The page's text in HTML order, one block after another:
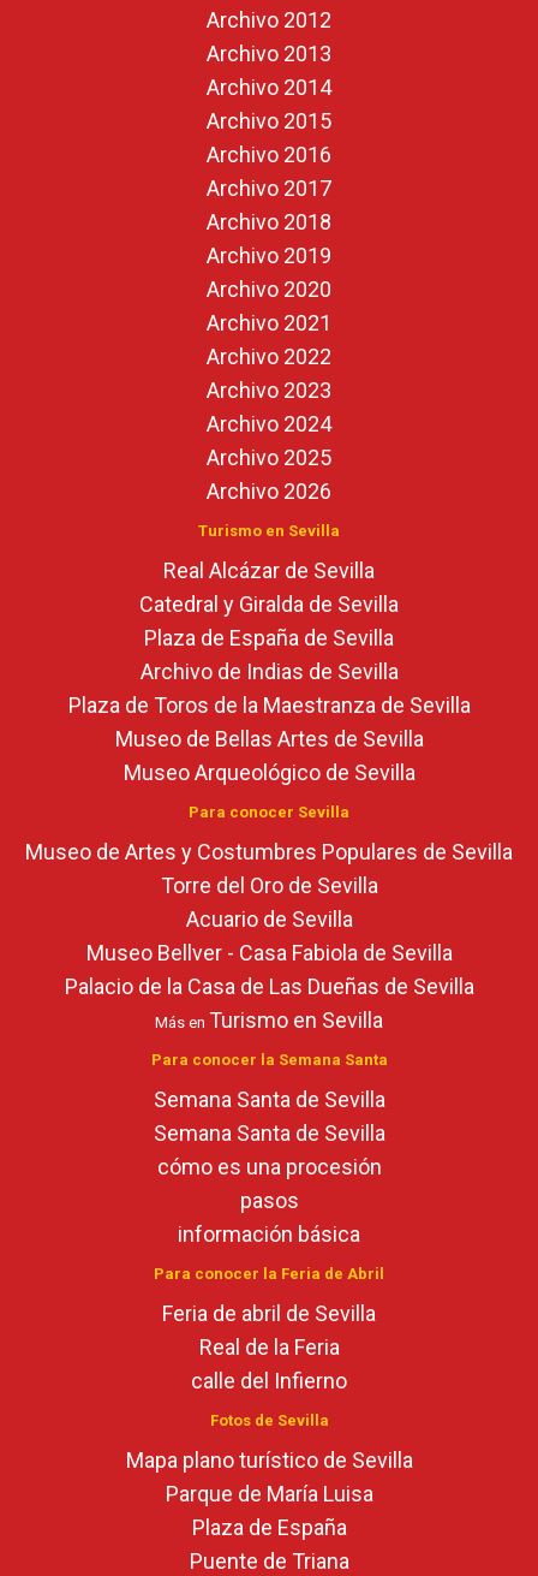
Archivo 2012
Archivo 2013
Archivo 2014
Archivo 2015
Archivo 2016
Archivo 2017
Archivo 2018
Archivo 2019
Archivo 2020
Archivo 2021
Archivo 2022
Archivo 2023
Archivo 2024
Archivo 2025
Archivo 2026
Turismo en Sevilla
Real Alcázar de Sevilla
Catedral y Giralda de Sevilla
Plaza de España de Sevilla
Archivo de Indias de Sevilla
Plaza de Toros de la Maestranza de Sevilla
Museo de Bellas Artes de Sevilla
Museo Arqueológico de Sevilla
Para conocer Sevilla
Museo de Artes y Costumbres Populares de Sevilla
Torre del Oro de Sevilla
Acuario de Sevilla
Museo Bellver - Casa Fabiola de Sevilla
Palacio de la Casa de Las Dueñas de Sevilla
Más en Turismo en Sevilla
Para conocer la Semana Santa
Semana Santa de Sevilla
Semana Santa de Sevilla
cómo es una procesión
pasos
información básica
Para conocer la Feria de Abril
Feria de abril de Sevilla
Real de la Feria
calle del Infierno
Fotos de Sevilla
Mapa plano turístico de Sevilla
Parque de María Luisa
Plaza de España
Puente de Triana